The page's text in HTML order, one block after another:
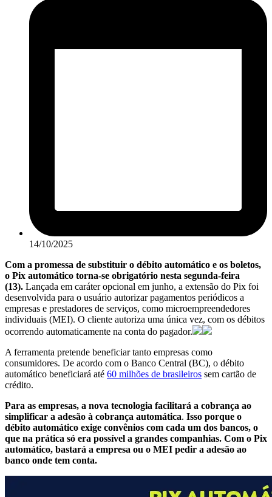
14/10/2025
Com a promessa de substituir o débito automático e os boletos,
o Pix automático torna-se obrigatório nesta segunda-feira
(13). Lançada em caráter opcional em junho, a extensão do Pix foi
desenvolvida para o usuário autorizar pagamentos periódicos a
empresas e prestadores de serviços, como microempreendedores
individuais (MEI). O cliente autoriza uma única vez, com os débitos
ocorrendo automaticamente na conta do pagador.
A ferramenta pretende beneficiar tanto empresas como
consumidores. De acordo com o Banco Central (BC), o débito
automático beneficiará até 60 milhões de brasileiros sem cartão de
crédito.
Para as empresas, a nova tecnologia facilitará a cobrança ao
simplificar a adesão à cobrança automática. Isso porque o
débito automático exige convênios com cada um dos bancos, o
que na prática só era possível a grandes companhias. Com o Pix
automático, bastará a empresa ou o MEI pedir a adesão ao
banco onde tem conta.